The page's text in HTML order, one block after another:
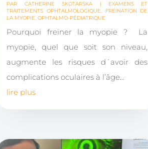
PAR CATHERINE SKOTARSKA | EXAMENS ET
TRAITEMENTS OPHTALMOLOGIQUE, FREINATION DE
LA MYOPIE,OPHTALMO-PÉDIATRIQUE
Pourquoi freiner la myopie ? La
myopie, quel que soit son niveau,
augmente les risques d´avoir des
complications oculaires à l’âge...
lire plus